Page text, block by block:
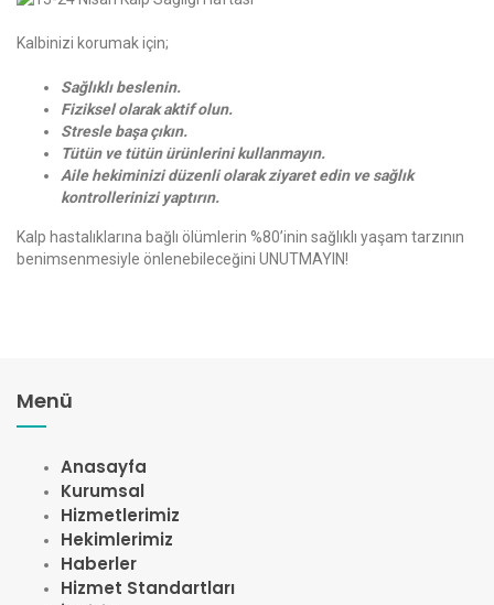
Kalbinizi korumak için;
Sağlıklı beslenin.
Fiziksel olarak aktif olun.
Stresle başa çıkın.
Tütün ve tütün ürünlerini kullanmayın.
Aile hekiminizi düzenli olarak ziyaret edin ve sağlık
kontrollerinizi yaptırın.
Kalp hastalıklarına bağlı ölümlerin %80’inin sağlıklı yaşam tarzının
benimsenmesiyle önlenebileceğini UNUTMAYIN!
Menü
Anasayfa
Kurumsal
Hizmetlerimiz
Hekimlerimiz
Haberler
Hizmet Standartları